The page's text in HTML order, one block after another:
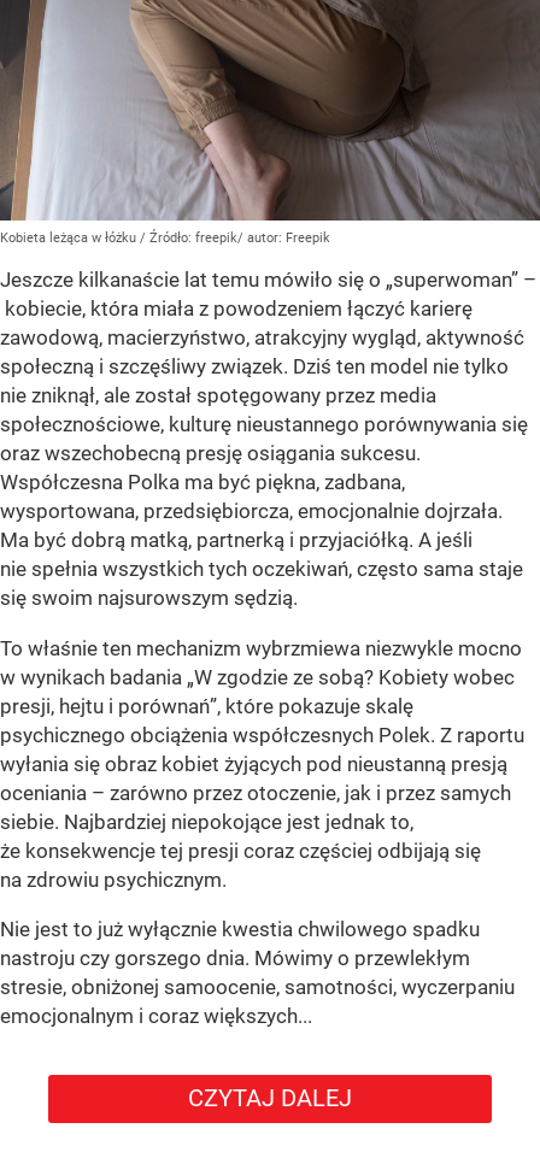
Kobieta leżąca w łóżku / Źródło: freepik/ autor: Freepik
Jeszcze kilkanaście lat temu mówiło się o „superwoman” –
kobiecie, która miała z powodzeniem łączyć karierę
zawodową, macierzyństwo, atrakcyjny wygląd, aktywność
społeczną i szczęśliwy związek. Dziś ten model nie tylko
nie zniknął, ale został spotęgowany przez media
społecznościowe, kulturę nieustannego porównywania się
oraz wszechobecną presję osiągania sukcesu.
Współczesna Polka ma być piękna, zadbana,
wysportowana, przedsiębiorcza, emocjonalnie dojrzała.
Ma być dobrą matką, partnerką i przyjaciółką. A jeśli
nie spełnia wszystkich tych oczekiwań, często sama staje
się swoim najsurowszym sędzią.
To właśnie ten mechanizm wybrzmiewa niezwykle mocno
w wynikach badania „W zgodzie ze sobą? Kobiety wobec
presji, hejtu i porównań”, które pokazuje skalę
psychicznego obciążenia współczesnych Polek. Z raportu
wyłania się obraz kobiet żyjących pod nieustanną presją
oceniania – zarówno przez otoczenie, jak i przez samych
siebie. Najbardziej niepokojące jest jednak to,
że konsekwencje tej presji coraz częściej odbijają się
na zdrowiu psychicznym.
Nie jest to już wyłącznie kwestia chwilowego spadku
nastroju czy gorszego dnia. Mówimy o przewlekłym
stresie, obniżonej samoocenie, samotności, wyczerpaniu
emocjonalnym i coraz większych...
CZYTAJ DALEJ